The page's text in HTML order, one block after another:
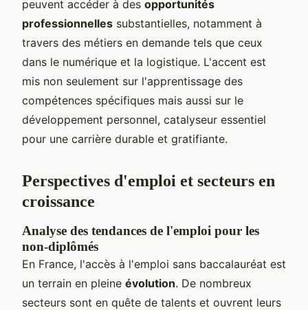
peuvent accéder à des opportunités
professionnelles substantielles, notamment à
travers des métiers en demande tels que ceux
dans le numérique et la logistique. L'accent est
mis non seulement sur l'apprentissage des
compétences spécifiques mais aussi sur le
développement personnel, catalyseur essentiel
pour une carrière durable et gratifiante.
Perspectives d'emploi et secteurs en
croissance
Analyse des tendances de l'emploi pour les
non-diplômés
En France, l'accès à l'emploi sans baccalauréat est
un terrain en pleine évolution. De nombreux
secteurs sont en quête de talents et ouvrent leurs